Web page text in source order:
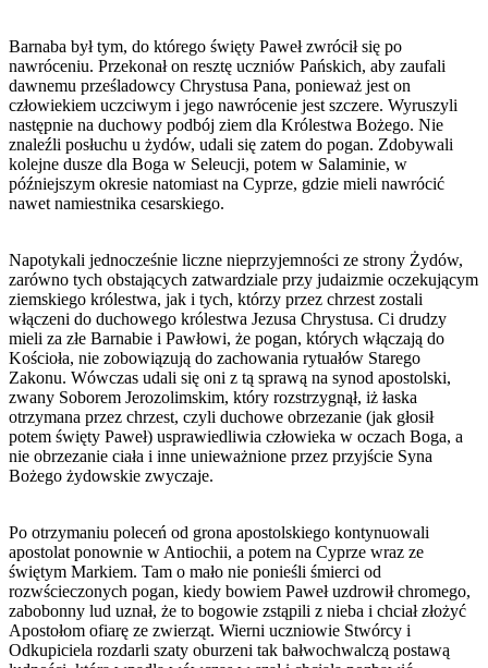
Barnaba był tym, do którego święty Paweł zwrócił się po
nawróceniu. Przekonał on resztę uczniów Pańskich, aby zaufali
dawnemu prześladowcy Chrystusa Pana, ponieważ jest on
człowiekiem uczciwym i jego nawrócenie jest szczere. Wyruszyli
następnie na duchowy podbój ziem dla Królestwa Bożego. Nie
znaleźli posłuchu u żydów, udali się zatem do pogan. Zdobywali
kolejne dusze dla Boga w Seleucji, potem w Salaminie, w
późniejszym okresie natomiast na Cyprze, gdzie mieli nawrócić
nawet namiestnika cesarskiego.
Napotykali jednocześnie liczne nieprzyjemności ze strony Żydów,
zarówno tych obstających zatwardziale przy judaizmie oczekującym
ziemskiego królestwa, jak i tych, którzy przez chrzest zostali
włączeni do duchowego królestwa Jezusa Chrystusa. Ci drudzy
mieli za złe Barnabie i Pawłowi, że pogan, których włączają do
Kościoła, nie zobowiązują do zachowania rytuałów Starego
Zakonu. Wówczas udali się oni z tą sprawą na synod apostolski,
zwany Soborem Jerozolimskim, który rozstrzygnął, iż łaska
otrzymana przez chrzest, czyli duchowe obrzezanie (jak głosił
potem święty Paweł) usprawiedliwia człowieka w oczach Boga, a
nie obrzezanie ciała i inne unieważnione przez przyjście Syna
Bożego żydowskie zwyczaje.
Po otrzymaniu poleceń od grona apostolskiego kontynuowali
apostolat ponownie w Antiochii, a potem na Cyprze wraz ze
świętym Markiem. Tam o mało nie ponieśli śmierci od
rozwścieczonych pogan, kiedy bowiem Paweł uzdrowił chromego,
zabobonny lud uznał, że to bogowie zstąpili z nieba i chciał złożyć
Apostołom ofiarę ze zwierząt. Wierni uczniowie Stwórcy i
Odkupiciela rozdarli szaty oburzeni tak bałwochwalczą postawą